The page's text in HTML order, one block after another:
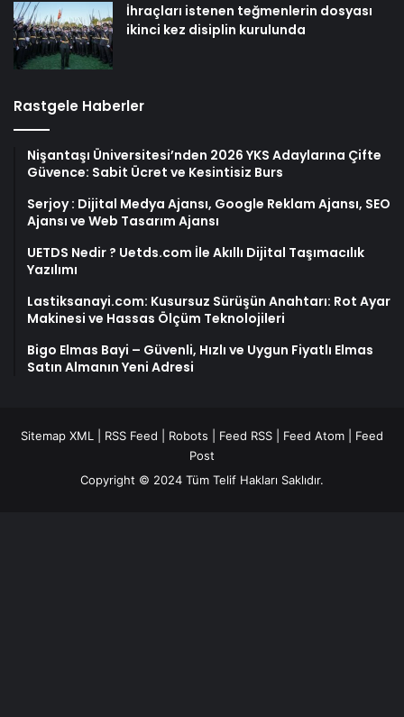
İhraçları istenen teğmenlerin dosyası
ikinci kez disiplin kurulunda
Rastgele Haberler
Nişantaşı Üniversitesi’nden 2026 YKS Adaylarına Çifte
Güvence: Sabit Ücret ve Kesintisiz Burs
Serjoy : Dijital Medya Ajansı, Google Reklam Ajansı, SEO
Ajansı ve Web Tasarım Ajansı
UETDS Nedir ? Uetds.com İle Akıllı Dijital Taşımacılık
Yazılımı
Lastiksanayi.com: Kusursuz Sürüşün Anahtarı: Rot Ayar
Makinesi ve Hassas Ölçüm Teknolojileri
Bigo Elmas Bayi – Güvenli, Hızlı ve Uygun Fiyatlı Elmas
Satın Almanın Yeni Adresi
Sitemap XML RSS Feed Robots Feed RSS Feed Atom
Feed
Post
Copyright © 2024 Tüm Telif Hakları Saklıdır.